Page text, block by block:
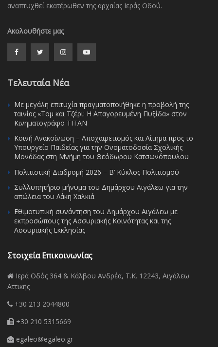
αναπτυχθεί εκατέρωθεν της αρχαίας Ιεράς Οδού.
Ακολουθήστε μας
Τελευταία Νέα
Με μεγάλη επιτυχία πραγματοποιήθηκε η προβολή της
ταινίας «Τομ και Τζέρι: Η Απαγορευμένη Πυξίδα» στον
Κινηματογράφο ΤΙΤΑΝ
Κοινή Ανακοίνωση – Αποχαιρετισμός και Αίτημα προς το
Υπουργείο Παιδείας για την Ονοματοδοσία Σχολικής
Μονάδας στη Μνήμη του Θεόδωρου Κατσωνόπουλου
Πολιτιστική Διαδρομή 2026 – Β’ Κύκλος Πολιτισμού
Συλλυπητήριο μήνυμα του Δημάρχου Αιγάλεω για την
απώλεια του Λάκη Χαλκιά
Εθιμοτυπική συνάντηση του Δημάρχου Αιγάλεω με
εκπροσώπους της Ασσυριακής Κοινότητας και της
Ασσυριακής Εκκλησίας
Στοιχεία Επικοινωνίας
Ιερά Οδός 364 & Κάλβου Ανδρέα, Τ.Κ. 12243, Αιγάλεω
Αττικής
+30 213 2044800
+30 210 5315669
egaleo@egaleo.gr